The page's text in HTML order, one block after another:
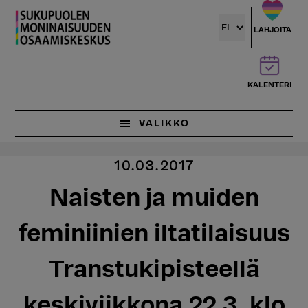
Hyppää
pääsisältöön
LAHJOITA
KALENTERI
VALIKKO
10.03.2017
Naisten ja muiden
feminiinien iltatilaisuus
Transtukipisteellä